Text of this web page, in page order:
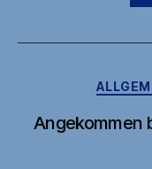
Angekommen